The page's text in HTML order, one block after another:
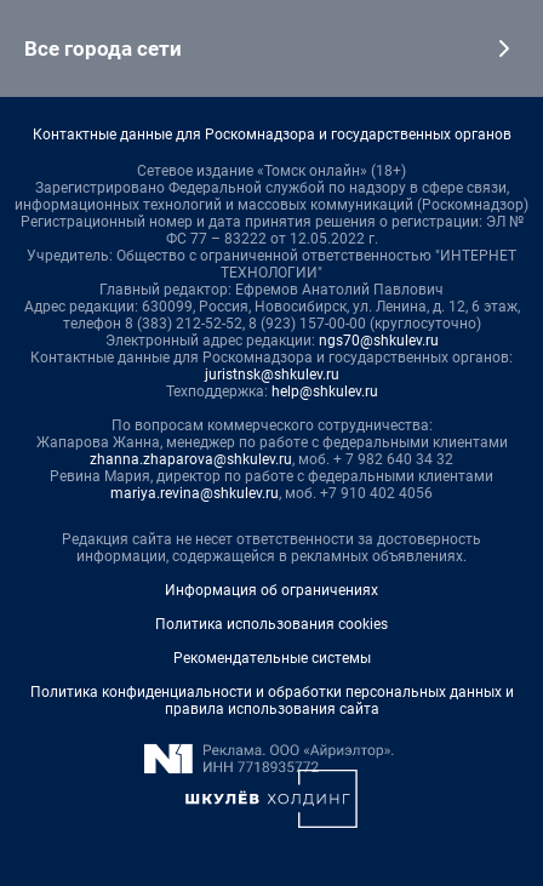
Все города сети
Контактные данные для Роскомнадзора и государственных органов
Сетевое издание «Томск онлайн» (18+)
Зарегистрировано Федеральной службой по надзору в сфере связи,
информационных технологий и массовых коммуникаций (Роскомнадзор)
Регистрационный номер и дата принятия решения о регистрации: ЭЛ №
ФС 77 – 83222 от 12.05.2022 г.
Учредитель: Общество с ограниченной ответственностью "ИНТЕРНЕТ
ТЕХНОЛОГИИ"
Главный редактор: Ефремов Анатолий Павлович
Адрес редакции: 630099, Россия, Новосибирск, ул. Ленина, д. 12, 6 этаж,
телефон 8 (383) 212-52-52, 8 (923) 157-00-00 (круглосуточно)
Электронный адрес редакции: ngs70@shkulev.ru
Контактные данные для Роскомнадзора и государственных органов:
juristnsk@shkulev.ru
Техподдержка: help@shkulev.ru
По вопросам коммерческого сотрудничества:
Жапарова Жанна, менеджер по работе с федеральными клиентами
zhanna.zhaparova@shkulev.ru, моб. + 7 982 640 34 32
Ревина Мария, директор по работе с федеральными клиентами
mariya.revina@shkulev.ru, моб. +7 910 402 4056
Редакция сайта не несет ответственности за достоверность
информации, содержащейся в рекламных объявлениях.
Информация об ограничениях
Политика использования cookies
Рекомендательные системы
Политика конфиденциальности и обработки персональных данных и
правила использования сайта